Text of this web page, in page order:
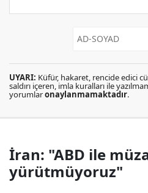
UYARI: Küfür, hakaret, rencide edici
saldırı içeren, imla kuralları ile
yorumlaronaylanmamaktadır.
İran: "ABD ile
yürütmüyoruz"